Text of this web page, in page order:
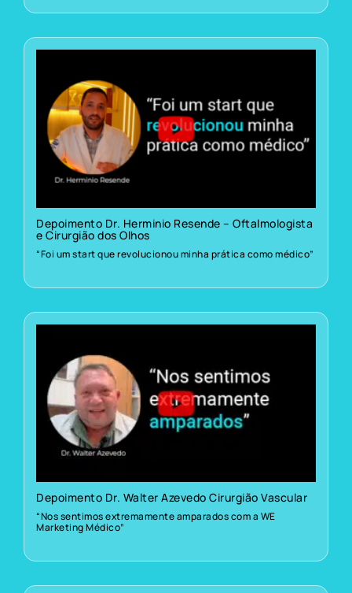
Depoimento Dr. Herminio Resende – Oftalmologista
e Cirurgião dos Olhos
“Foi um start que revolucionou minha prática como médico”
Depoimento Dr. Walter Azevedo Cirurgião Vascular
“Nos sentimos extremamente amparados com a WE
Marketing Médico”